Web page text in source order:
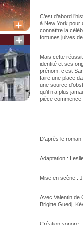
C’est d’abord
à New York pour
connaître la
fortunes juives
Mais cette
identité et ses
prénom, c’est
faire une place
une source
qu’il n’a plus
pièce commence
D’après le
Adaptation :
Mise en scène :
Avec Valentin de
Brigitte Guedj,